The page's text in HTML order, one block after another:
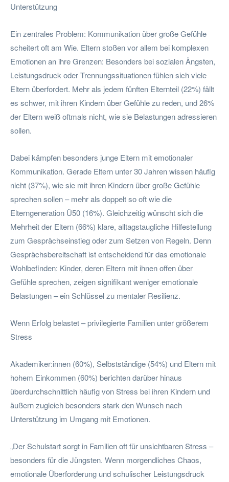
Unterstützung
Ein zentrales Problem: Kommunikation über große Gefühle
scheitert oft am Wie. Eltern stoßen vor allem bei komplexen
Emotionen an ihre Grenzen: Besonders bei sozialen Ängsten,
Leistungsdruck oder Trennungssituationen fühlen sich viele
Eltern überfordert. Mehr als jedem fünften Elternteil (22%) fällt
es schwer, mit ihren Kindern über Gefühle zu reden, und 26%
der Eltern weiß oftmals nicht, wie sie Belastungen adressieren
sollen.
Dabei kämpfen besonders junge Eltern mit emotionaler
Kommunikation. Gerade Eltern unter 30 Jahren wissen häufig
nicht (37%), wie sie mit ihren Kindern über große Gefühle
sprechen sollen – mehr als doppelt so oft wie die
Elterngeneration Ü50 (16%). Gleichzeitig wünscht sich die
Mehrheit der Eltern (66%) klare, alltagstaugliche Hilfestellung
zum Gesprächseinstieg oder zum Setzen von Regeln. Denn
Gesprächsbereitschaft ist entscheidend für das emotionale
Wohlbefinden: Kinder, deren Eltern mit ihnen offen über
Gefühle sprechen, zeigen signifikant weniger emotionale
Belastungen – ein Schlüssel zu mentaler Resilienz.
Wenn Erfolg belastet – privilegierte Familien unter größerem
Stress
Akademiker:innen (60%), Selbstständige (54%) und Eltern mit
hohem Einkommen (60%) berichten darüber hinaus
überdurchschnittlich häufig von Stress bei ihren Kindern und
äußern zugleich besonders stark den Wunsch nach
Unterstützung im Umgang mit Emotionen.
„Der Schulstart sorgt in Familien oft für unsichtbaren Stress –
besonders für die Jüngsten. Wenn morgendliches Chaos,
emotionale Überforderung und schulischer Leistungsdruck